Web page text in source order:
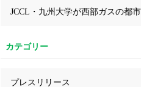
カテゴリー
プレスリリース